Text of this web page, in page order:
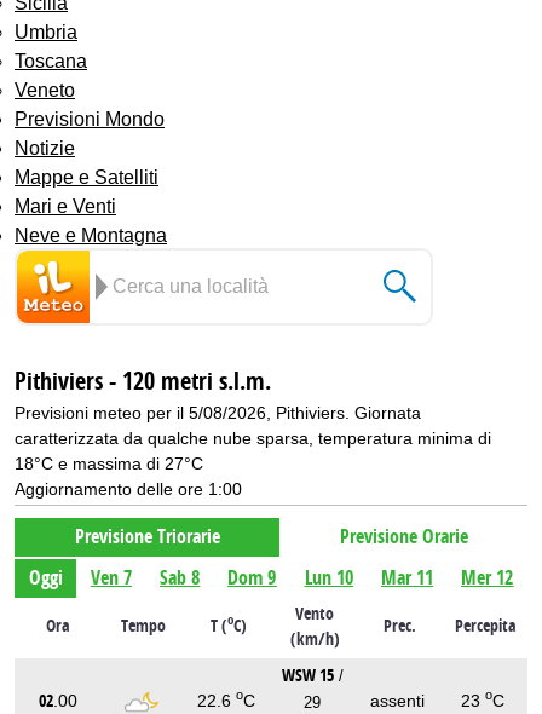
Umbria
Toscana
Veneto
Previsioni Mondo
Notizie
Mappe e Satelliti
Mari e Venti
Neve e Montagna
Pithiviers - 120 metri s.l.m.
Previsioni meteo per il 5/08/2026, Pithiviers. Giornata
caratterizzata da qualche nube sparsa, temperatura minima di
18°C e massima di 27°C
Aggiornamento delle ore 1:00
Previsione Triorarie
Previsione Orarie
Oggi
Ven 7 Sab 8 Dom 9 Lun 10 Mar 11 Mer 12
Ora Tempo T (oC)
Vento
(km/h)
Prec. Percepita
02 .00 22.6 oC
WSW 15 /
29
assenti 23 oC